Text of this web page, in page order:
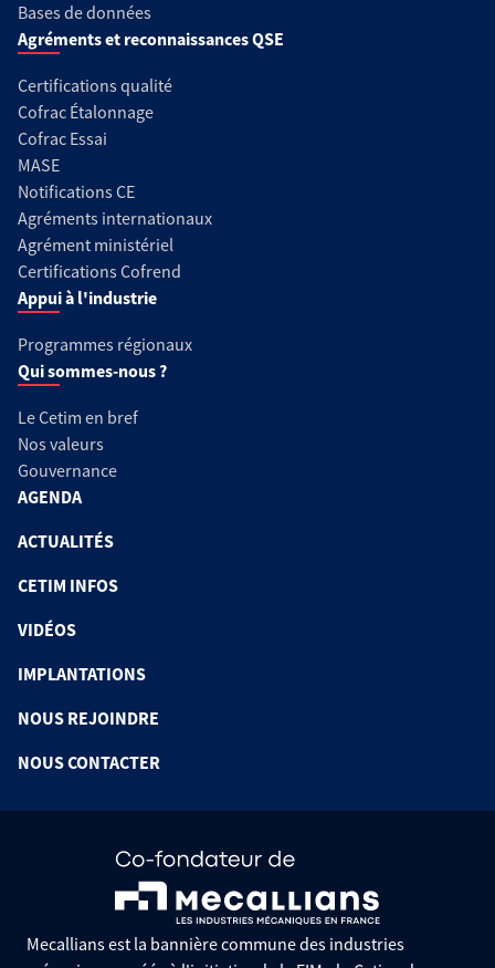
Bases de données
Agréments et reconnaissances QSE
Certifications qualité
Cofrac Étalonnage
Cofrac Essai
MASE
Notifications CE
Agréments internationaux
Agrément ministériel
Certifications Cofrend
Appui à l'industrie
Programmes régionaux
Qui sommes-nous ?
Le Cetim en bref
Nos valeurs
Gouvernance
AGENDA
ACTUALITÉS
CETIM INFOS
VIDÉOS
IMPLANTATIONS
NOUS REJOINDRE
NOUS CONTACTER
Mecallians est la bannière commune des industries